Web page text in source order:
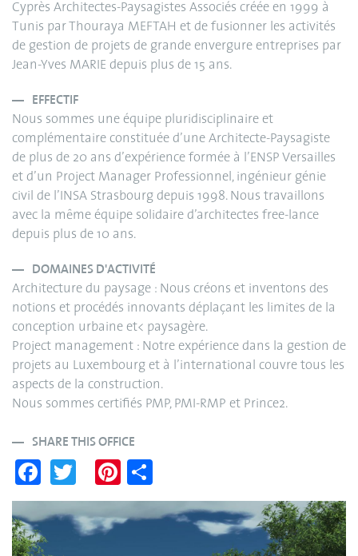
Cyprès Architectes-Paysagistes Associés créée en 1999 à
Tunis par Thouraya MEFTAH et de fusionner les activités
de gestion de projets de grande envergure entreprises par
Jean-Yves MARIE depuis plus de 15 ans.
EFFECTIF
Nous sommes une équipe pluridisciplinaire et
complémentaire constituée d’une Architecte-Paysagiste
de plus de 20 ans d’expérience formée à l’ENSP Versailles
et d’un Project Manager Professionnel, ingénieur génie
civil de l’INSA Strasbourg depuis 1998. Nous travaillons
avec la même équipe solidaire d’architectes free-lance
depuis plus de 10 ans.
DOMAINES D'ACTIVITÉ
Architecture du paysage : Nous créons et inventons des
notions et procédés innovants déplaçant les limites de la
conception urbaine et< paysagère.
Project management : Notre expérience dans la gestion de
projets au Luxembourg et à l’international couvre tous les
aspects de la construction.
Nous sommes certifiés PMP, PMI-RMP et Prince2.
SHARE THIS OFFICE
Fa
ce
bo
ok
wi
tte
r
Pi
nt
er
ha
re